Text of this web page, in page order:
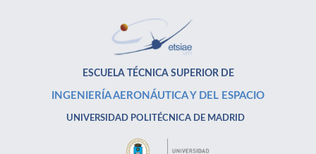
ESCUELA TÉCNICA SUPERIOR DE
INGENIERÍA AERONÁUTICA Y DEL ESPACIO
UNIVERSIDAD POLITÉCNICA DE MADRID